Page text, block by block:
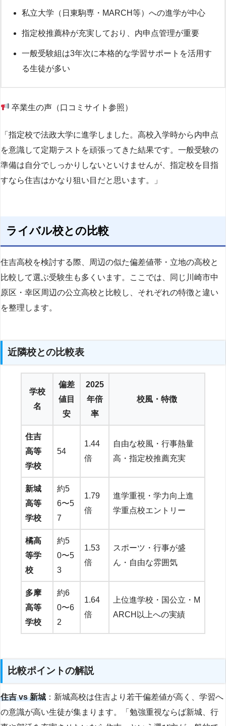
私立大学（日東駒専・MARCH等）への進学が中心
指定校推薦枠が充実しており、内申点管理が重要
一般受験組は3年次に本格的な学習サポートを活用す
る生徒が多い
卒業生の声（口コミサイト参照）
「指定校で法政大学に進学しました。高校入学時から内申点
を意識して定期テストを頑張ってきた結果です。一般受験の
準備は自分でしっかりしないといけませんが、指定校を目指
すなら住吉はかなり狙い目だと思います。」
ライバル校との比較
住吉高校を検討する際、周辺の似た偏差値帯・立地の高校と
比較して選ぶ受験生も多くいます。ここでは、同じ川崎市中
原区・幸区周辺の公立高校と比較し、それぞれの特徴と違い
を整理します。
近隣校との比較表
学校
名
偏差
値目
安
2025
年倍
率
校風・特徴
住吉
高等
学校
54
1.44
倍
自由な校風・行事熱量
高・指定校推薦充実
新城
高等
学校
約5
6〜5
7
1.79
倍
進学重視・学力向上進
学重点校エントリー
橘高
等学
校
約5
0〜5
3
1.53
倍
スポーツ・行事が盛
ん・自由な雰囲気
多摩
高等
学校
約6
0〜6
2
1.64
倍
上位進学校・国公立・M
ARCH以上への実績
比較ポイントの解説
住吉 vs 新城 ：新城高校は住吉より若干偏差値が高く、学習へ
の意識が高い生徒が集まります。「勉強重視ならば新城、行